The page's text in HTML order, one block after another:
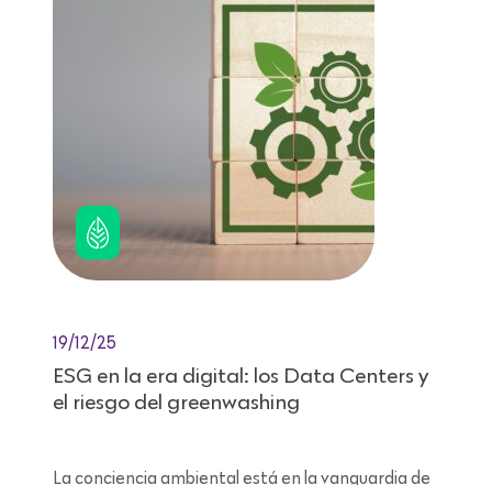
19/12/25
ESG en la era digital: los Data Centers y
el riesgo del greenwashing
La conciencia ambiental está en la vanguardia de